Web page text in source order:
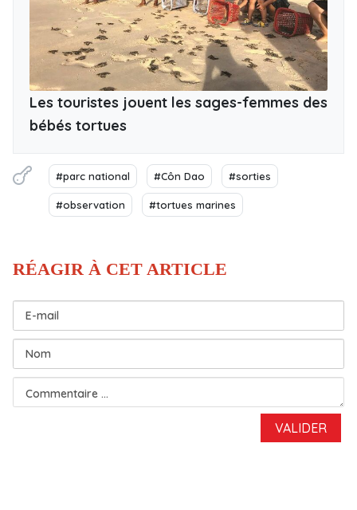
Les touristes jouent les sages-femmes des
bébés tortues
#parc national #Côn Dao #sorties
#observation #tortues marines